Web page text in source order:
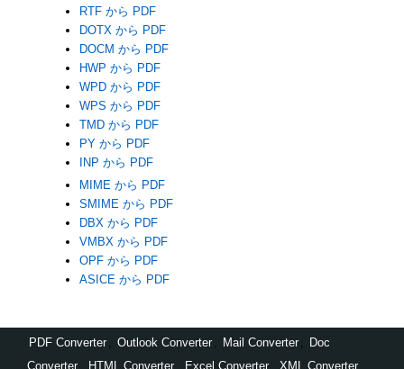
RTF から PDF
DOTX から PDF
DOCM から PDF
HWP から PDF
WPD から PDF
WPS から PDF
TMD から PDF
PY から PDF
INP から PDF
MIME から PDF
SMIME から PDF
DBX から PDF
VMBX から PDF
OPF から PDF
ASICE から PDF
PDF Converter Outlook Converter Mail Converter
Doc
Converter
HTML Converter Excel Converter XML Converter